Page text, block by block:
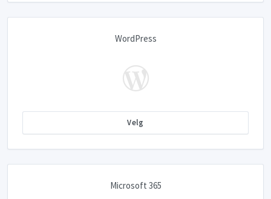
WordPress
Velg
Microsoft 365